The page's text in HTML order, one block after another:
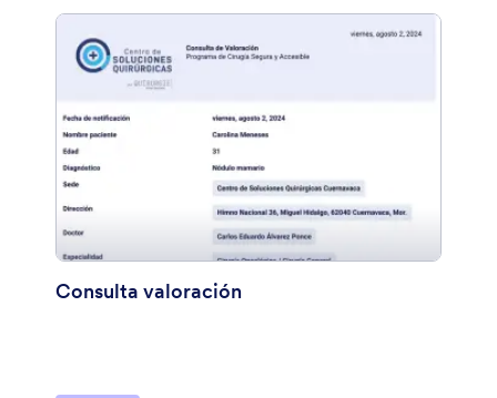
Consulta valoración